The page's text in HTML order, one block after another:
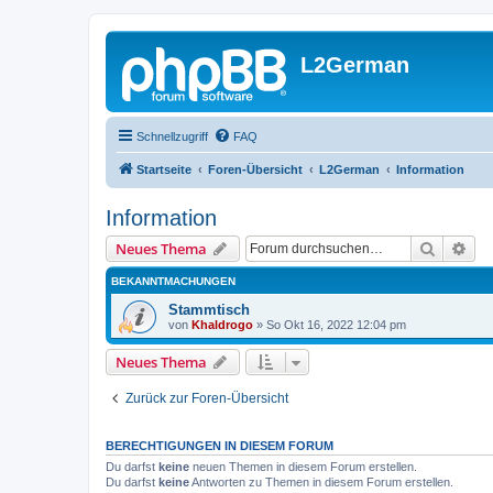
L2German
Schnellzugriff FAQ
Startseite Foren-Übersicht L2German Information
Information
Neues Thema Suche
BEKANNTMACHUNGEN
Stammtisch
von Khaldrogo » So Okt 16, 2022 12:04 pm
Neues Thema
Zurück zur Foren-Übersicht
BERECHTIGUNGEN IN DIESEM FORUM
Du darfst keine neuen Themen in diesem Forum erstellen.
Du darfst keineAntworten zu Themen in diesem Forum erstellen.